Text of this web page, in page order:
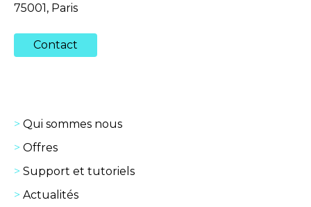
75001, Paris
Contact
Qui sommes nous
Offres
Support et tutoriels
Actualités